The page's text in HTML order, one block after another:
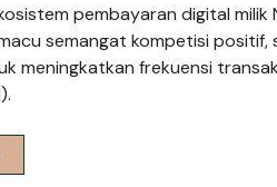
pembayaran digital milik
semangat kompetisi positif,
meningkatkan frekuensi